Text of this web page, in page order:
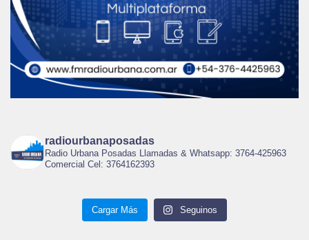
radiourbanaposadas
Radio Urbana Posadas Llamadas & Whatsapp: 3764-425963
Comercial Cel: 3764162393
Cargar Más Seguinos